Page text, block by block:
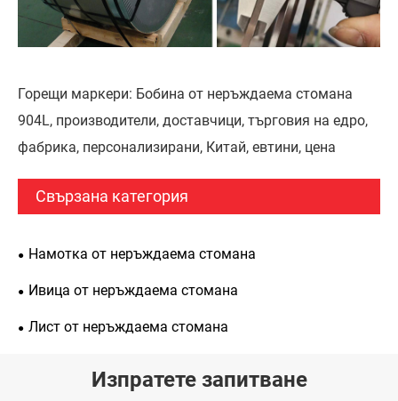
Горещи маркери: Бобина от неръждаема стомана
904L, производители, доставчици, търговия на едро,
фабрика, персонализирани, Китай, евтини, цена
Свързана категория
Намотка от неръждаема стомана
Ивица от неръждаема стомана
Лист от неръждаема стомана
Изпратете запитване